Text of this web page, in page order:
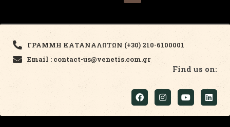
ΓΡΑΜΜΗ ΚΑΤΑΝΑΛΩΤΩΝ (+30) 210-6100001
Email : contact-us@venetis.com.gr
Find us on: